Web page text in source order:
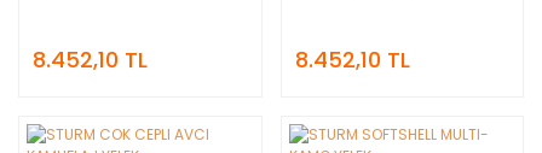
8.452,10 TL 8.452,10 TL